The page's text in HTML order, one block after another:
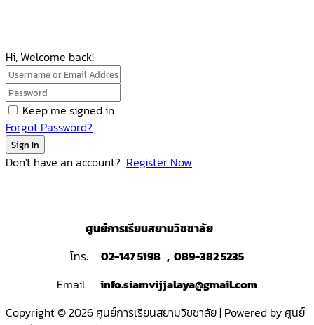
Hi, Welcome back!
Keep me signed in
Forgot Password?
Sign In
Don't have an account? Register Now
ศูนย์การเรียนสยามวิชชาลัย
โทร:
02-147 5198 , 089-382 5235
Email:
info.siamvijjalaya@gmail.com
Copyright © 2026 ศูนย์การเรียนสยามวิชชาลัย | Powered by ศูนย์